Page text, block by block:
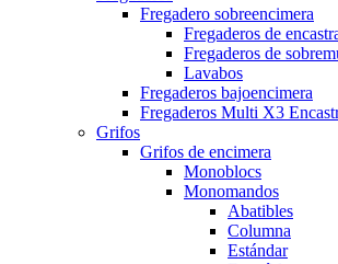
Fregadero sobreencimera
Fregaderos de
Fregaderos de
Lavabos
Fregaderos bajoencimera
Fregaderos Multi X3
Grifos
Grifos de encimera
Monoblocs
Monomandos
Abatibles
Columna
Estándar